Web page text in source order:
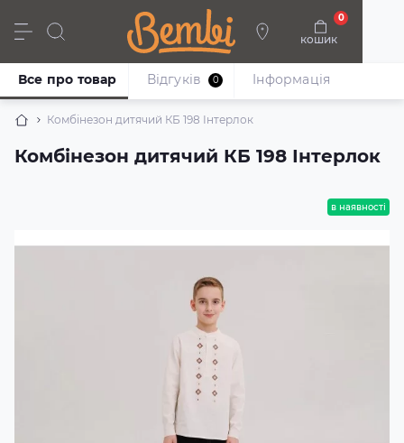
кошик
0
Дівчата Хлопці Немовлята Взуття
Комбінезон дитячий КБ 198 Інтерлок
Комбінезон дитячий КБ 198 Інтерлок
Все про товар Відгуків 0 Iнформація
в наявності